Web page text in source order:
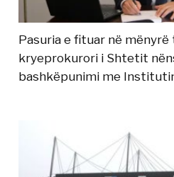
Pasuria e fituar në mënyrë
kryeprokurori i Shtetit
bashkëpunimi me